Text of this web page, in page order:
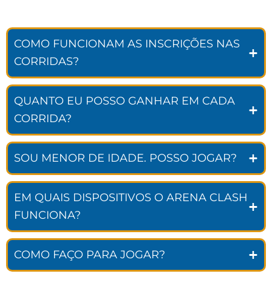
COMO FUNCIONAM AS INSCRIÇÕES NAS
CORRIDAS?
QUANTO EU POSSO GANHAR EM CADA
CORRIDA?
SOU MENOR DE IDADE. POSSO JOGAR?
EM QUAIS DISPOSITIVOS O ARENA CLASH
FUNCIONA?
COMO FAÇO PARA JOGAR?